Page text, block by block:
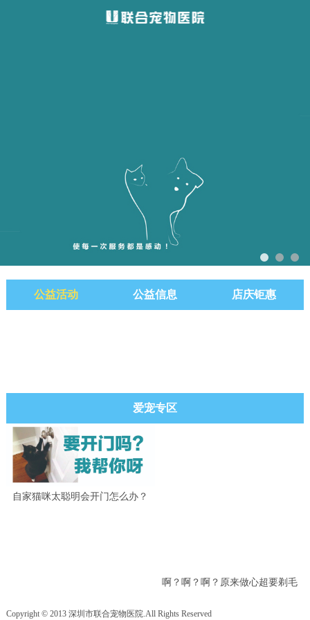
公益活动 公益信息 店庆钜惠
爱宠专区
自家猫咪太聪明会开门怎么办？
啊？啊？啊？原来做心超要剃毛
Copyright © 2013 深圳市联合宠物医院.All Rights Reserved